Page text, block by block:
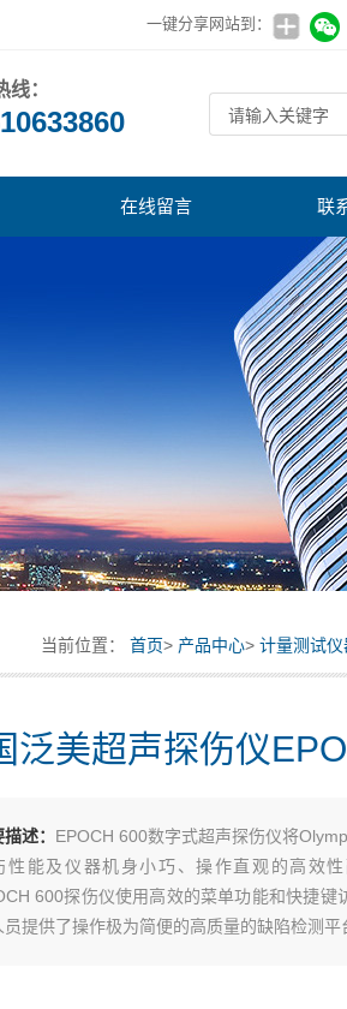
一键分享网站到：
线：
在线留言 联
当前位置： 首页> 产品中心> 计量测试仪
泛美超声探伤仪
述： EPOCH 600数字式超声探伤仪将
性能及仪器机身小巧、操作直观的高效性
600探伤仪使用高效的菜单功能和快捷键
员提供了操作极为简便的高质量的缺陷检测平